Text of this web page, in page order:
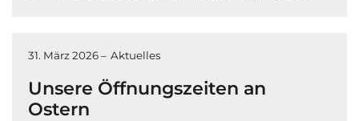
31. März 2026 – Aktuelles
Unsere Öffnungszeiten an
Ostern